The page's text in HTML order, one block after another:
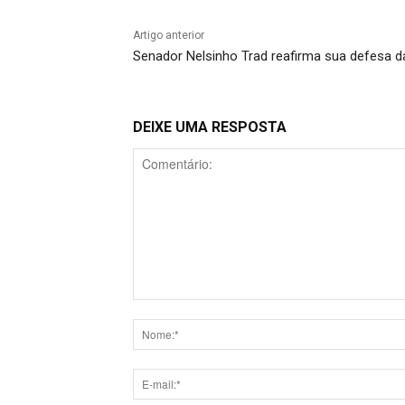
Artigo anterior
Senador Nelsinho Trad reafirma sua defesa
DEIXE UMA RESPOSTA